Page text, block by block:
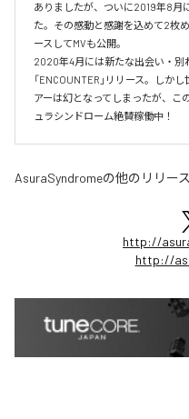
ありましたが、ついに2019年8月
た。その感動と感謝を込めて2枚
ースしてMVも公開。
2020年4月には新たな出会い・別
「ENCOUNTER」リリース。しか
アーは幻となってしまったが、こ
ュラシンドローム絶賛稼働中！
AsuraSyndromeの他のリリース
http://
http://